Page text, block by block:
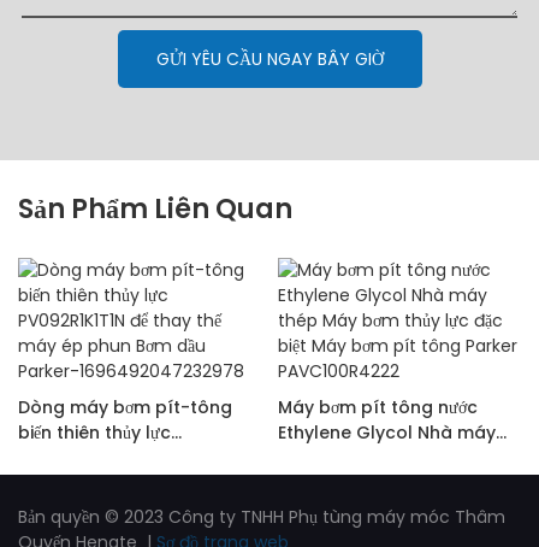
GỬI YÊU CẦU NGAY BÂY GIỜ
Sản Phẩm Liên Quan
Dòng máy bơm pít-tông
biến thiên thủy lực
Parker-1696492047232978
Máy bơm pít tông nước
Ethylene Glycol Nhà máy
Parker PAVC100R4222
Bản quyền © 2023 Công ty TNHH Phụ tùng máy móc Thâm
Quyến Hengte | Sơ đồ trang web